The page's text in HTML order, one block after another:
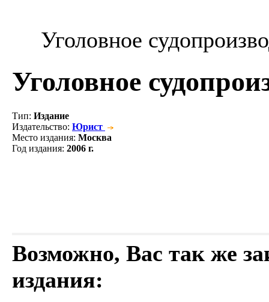
Уголовное
Уголовное
Тип: Издание
Издательство: Юрист
Место издания: Москва
Год издания: 2006 г.
Возможно, Вас так же
издания: